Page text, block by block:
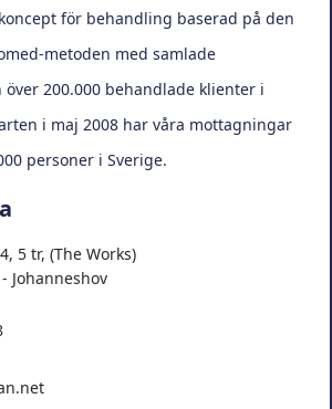
för behandling baserad på den
metoden med samlade
200.000 behandlade klienter i
i maj 2008 har våra mottagningar
personer i Sverige.
5 tr, (The Works)
Johanneshov